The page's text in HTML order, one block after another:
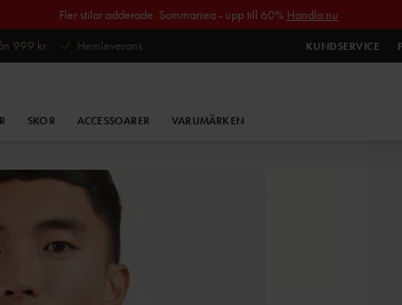
Fler stilar adderade. Sommarrea - upp till 60% Handla nu
999 kr Hemleverans KUNDSERVICE
SKOR ACCESSOARER VARUMÄRKEN